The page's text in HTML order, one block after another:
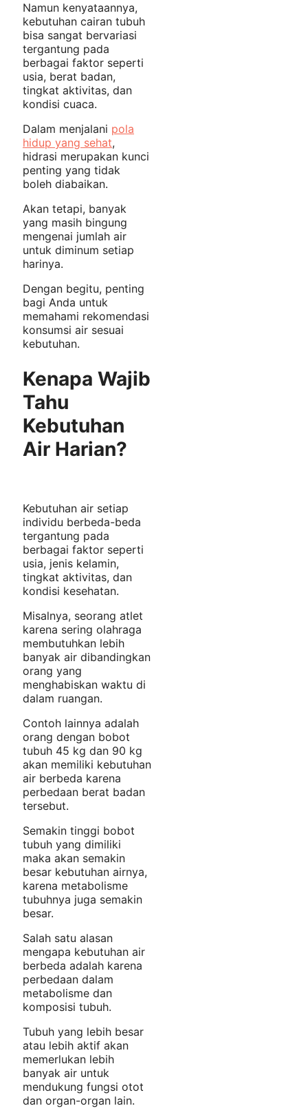
Namun kenyataannya,
kebutuhan cairan tubuh
bisa sangat bervariasi
tergantung pada
berbagai faktor seperti
usia, berat badan,
tingkat aktivitas, dan
kondisi cuaca.
Dalam menjalani pola
hidup yang sehat,
hidrasi merupakan kunci
penting yang tidak
boleh diabaikan.
Akan tetapi, banyak
yang masih bingung
mengenai jumlah air
untuk diminum setiap
harinya.
Dengan begitu, penting
bagi Anda untuk
memahami rekomendasi
konsumsi air sesuai
kebutuhan.
Kenapa Wajib
Tahu
Kebutuhan
Air Harian?
Kebutuhan air setiap
individu berbeda-beda
tergantung pada
berbagai faktor seperti
usia, jenis kelamin,
tingkat aktivitas, dan
kondisi kesehatan.
Misalnya, seorang atlet
karena sering olahraga
membutuhkan lebih
banyak air dibandingkan
orang yang
menghabiskan waktu di
dalam ruangan.
Contoh lainnya adalah
orang dengan bobot
tubuh 45 kg dan 90 kg
akan memiliki kebutuhan
air berbeda karena
perbedaan berat badan
tersebut.
Semakin tinggi bobot
tubuh yang dimiliki
maka akan semakin
besar kebutuhan airnya,
karena metabolisme
tubuhnya juga semakin
besar.
Salah satu alasan
mengapa kebutuhan air
berbeda adalah karena
perbedaan dalam
metabolisme dan
komposisi tubuh.
Tubuh yang lebih besar
atau lebih aktif akan
memerlukan lebih
banyak air untuk
mendukung fungsi otot
dan organ-organ lain.